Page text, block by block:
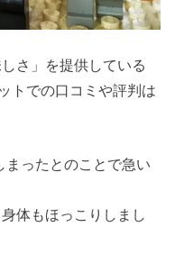
さ」を提供している
トでの口コミや評判は
まったとのことで急い
体もほっこりしまし